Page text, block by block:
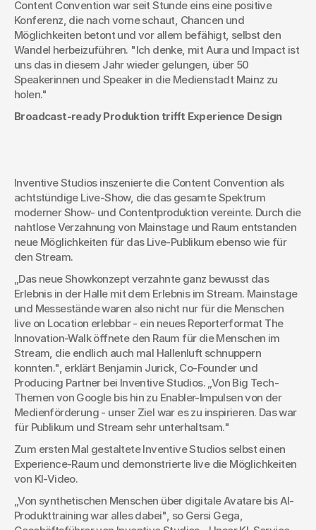
Content Convention war seit Stunde eins eine positive
Konferenz, die nach vorne schaut, Chancen und
Möglichkeiten betont und vor allem befähigt, selbst den
Wandel herbeizuführen. "Ich denke, mit Aura und Impact ist
uns das in diesem Jahr wieder gelungen, über 50
Speakerinnen und Speaker in die Medienstadt Mainz zu
holen."
Broadcast-ready Produktion trifft Experience Design
Inventive Studios inszenierte die Content Convention als
achtstündige Live-Show, die das gesamte Spektrum
moderner Show- und Contentproduktion vereinte. Durch die
nahtlose Verzahnung von Mainstage und Raum entstanden
neue Möglichkeiten für das Live-Publikum ebenso wie für
den Stream.
„Das neue Showkonzept verzahnte ganz bewusst das
Erlebnis in der Halle mit dem Erlebnis im Stream. Mainstage
und Messestände waren also nicht nur für die Menschen
live on Location erlebbar - ein neues Reporterformat The
Innovation-Walk öffnete den Raum für die Menschen im
Stream, die endlich auch mal Hallenluft schnuppern
konnten.", erklärt Benjamin Jurick, Co-Founder und
Producing Partner bei Inventive Studios. „Von Big Tech-
Themen von Google bis hin zu Enabler-Impulsen von der
Medienförderung - unser Ziel war es zu inspirieren. Das war
für Publikum und Stream sehr unterhaltsam."
Zum ersten Mal gestaltete Inventive Studios selbst einen
Experience-Raum und demonstrierte live die Möglichkeiten
von KI-Video.
„Von synthetischen Menschen über digitale Avatare bis AI-
Produkttraining war alles dabei", so Gersi Gega,